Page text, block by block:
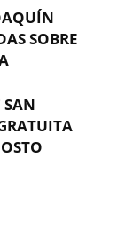
SOBRE